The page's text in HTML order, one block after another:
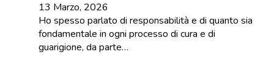
13 Marzo, 2026
Ho spesso parlato di responsabilità e di quanto sia
fondamentale in ogni processo di cura e di
guarigione, da parte…